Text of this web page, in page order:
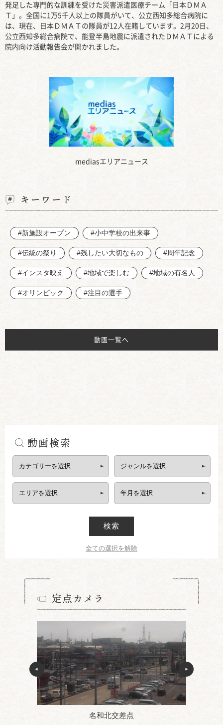
mediasエリアニュース
発足した専門的な訓練を受けた災害派遣医療チーム「日本ＤＭＡ
Ｔ」。全国に1万5千人以上の隊員がいて、公立西知多総合病院に
は、現在、日本ＤＭＡＴの隊員が12人在籍しています。2月20日、
公立西知多総合病院で、能登半島地震に派遣されたＤＭＡＴによる
院内向け活動報告会が開かれました。
キーワード
#新施設オープン #小中学校の出来事
#伝統の祭り #残したい大切なもの #周年記念
#インスタ映え #地域で楽しむ #地域の有名人
#オリンピック #注目の選手
動画一覧へ
動画検索
検索
全ての選択を解除
定点カメラ
名和北交差点